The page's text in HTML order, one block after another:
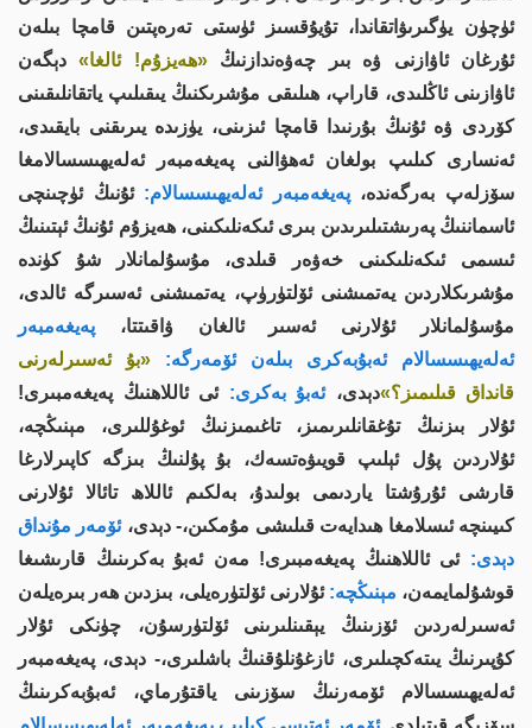
ئۈچۈن يۈگىرىۋاتقاندا، تۇيۇقسىز ئۈستى تەرەپتىن قامچا بىلەن
ئۇرغان ئاۋازنى ۋە بىر چەۋەندازنىڭ«ھەيزۇم! ئالغا»دېگەن
ئاۋازىنى ئاڭلىدى، قاراپ، ھىلىقى مۇشرىكنىڭ يىقىلىپ ياتقانلىقىنى
كۆردى ۋە ئۇنىڭ بۇرنىدا قامچا ئىزىنى، يۈزىدە يىرىقنى بايقىدى،
ئەنسارى كىلىپ بولغان ئەھۋالنى پەيغەمبەر ئەلەيھىسسالامغا
سۆزلەپ بەرگەندە، پەيغەمبەر ئەلەيھىسسالام: ئۇنىڭ ئۈچىنچى
ئاسماننىڭ پەرىشتىلىرىدىن بىرى ئىكەنلىكىنى، ھەيزۇم ئۇنىڭ ئېتىنىڭ
ئىسمى ئىكەنلىكىنى خەۋەر قىلدى، مۇسۇلمانلار شۇ كۈندە
مۇشرىكلاردىن يەتمىشنى ئۆلتۈرۈپ، يەتمىشنى ئەسىرگە ئالدى،
مۇسۇلمانلار ئۇلارنى ئەسىر ئالغان ۋاقىتتا، پەيغەمبەر
ئەلەيھىسسالام ئەبۇبەكرى بىلەن ئۆمەرگە:
«بۇ ئەسىرلەرنى
قانداق قىلىمىز؟»دېدى، ئەبۇ بەكرى: ئى ئاللاھنىڭ پەيغەمبىرى!
ئۇلار بىزنىڭ تۇغقانلىرىمىز، تاغىمىزنىڭ ئوغۇللىرى، مېنىڭچە،
ئۇلاردىن پۇل ئېلىپ قويىۋەتسەك، بۇ پۇلنىڭ بىزگە كاپىرلارغا
قارشى ئۇرۇشتا ياردىمى بولىدۇ، بەلكىم ئاللاھ تائالا ئۇلارنى
كىيىنچە ئىسلامغا ھىدايەت قىلىشى مۇمكىن،- دېدى، ئۆمەر مۇنداق
دېدى: ئى ئاللاھنىڭ پەيغەمبىرى! مەن ئەبۇ بەكرىنىڭ قارىشىغا
قوشۇلمايمەن، مېنىڭچە: ئۇلارنى ئۆلتۈرەيلى، بىزدىن ھەر بىرەيلەن
ئەسىرلەردىن ئۆزىنىڭ يېقىنلىرىنى ئۆلتۈرسۇن، چۈنكى ئۇلار
كۇپىرنىڭ يىتەكچىلىرى، ئازغۇنلۇقنىڭ باشلىرى،- دېدى، پەيغەمبەر
ئەلەيھىسسالام ئۆمەرنىڭ سۆزىنى ياقتۇرماي، ئەبۇبەكرىنىڭ